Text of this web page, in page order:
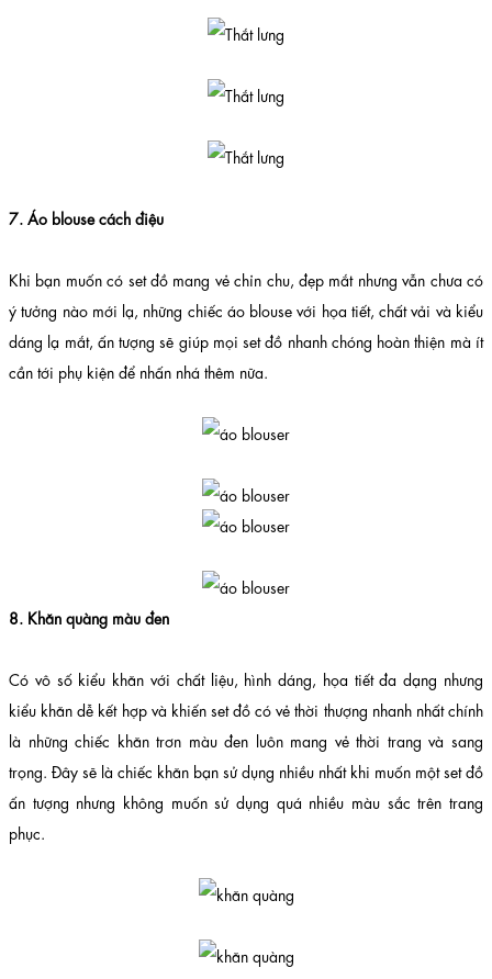
7. Áo blouse cách điệu
Khi bạn muốn có set đồ mang vẻ chỉn chu, đẹp mắt nhưng vẫn chưa có
ý tưởng nào mới lạ, những chiếc áo blouse với họa tiết, chất vải và kiểu
dáng lạ mắt, ấn tượng sẽ giúp mọi set đồ nhanh chóng hoàn thiện mà ít
cần tới phụ kiện để nhấn nhá thêm nữa.
8. Khăn quàng màu đen
Có vô số kiểu khăn với chất liệu, hình dáng, họa tiết đa dạng nhưng
kiểu khăn dễ kết hợp và khiến set đồ có vẻ thời thượng nhanh nhất chính
là những chiếc khăn trơn màu đen luôn mang vẻ thời trang và sang
trọng. Đây sẽ là chiếc khăn bạn sử dụng nhiều nhất khi muốn một set đồ
ấn tượng nhưng không muốn sử dụng quá nhiều màu sắc trên trang
phục.